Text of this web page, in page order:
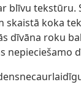
blīvu tekstūru.
skaistā koka
dīvāna roku
nepieciešamo